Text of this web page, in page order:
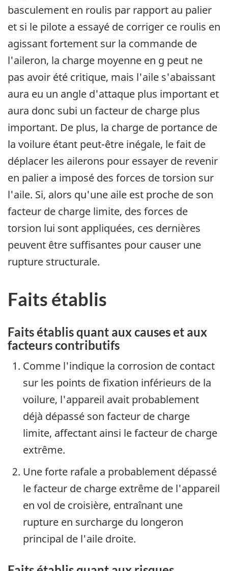
basculement en roulis par rapport au palier
et si le pilote a essayé de corriger ce roulis en
agissant fortement sur la commande de
l'aileron, la charge moyenne en g peut ne
pas avoir été critique, mais l'aile s'abaissant
aura eu un angle d'attaque plus important et
aura donc subi un facteur de charge plus
important. De plus, la charge de portance de
la voilure étant peut-être inégale, le fait de
déplacer les ailerons pour essayer de revenir
en palier a imposé des forces de torsion sur
l'aile. Si, alors qu'une aile est proche de son
facteur de charge limite, des forces de
torsion lui sont appliquées, ces dernières
peuvent être suffisantes pour causer une
rupture structurale.
Faits établis
Faits établis quant aux causes et aux
facteurs contributifs
Comme l'indique la corrosion de contact
sur les points de fixation inférieurs de la
voilure, l'appareil avait probablement
déjà dépassé son facteur de charge
limite, affectant ainsi le facteur de charge
extrême.
Une forte rafale a probablement dépassé
le facteur de charge extrême de l'appareil
en vol de croisière, entraînant une
rupture en surcharge du longeron
principal de l'aile droite.